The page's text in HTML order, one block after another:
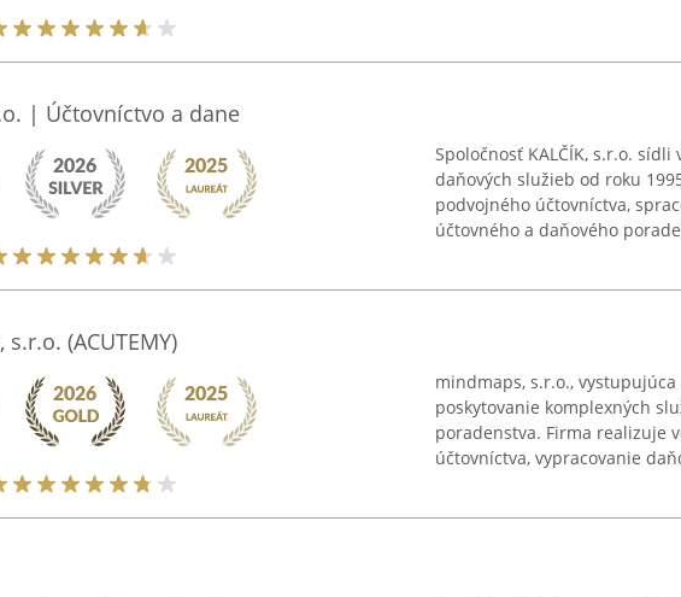
| Účtovníctvo a dane
Spoločnosť KALČÍK, s.r.o.
daňových služieb od roku
podvojného účtovníctva,
účtovného a daňového
(ACUTEMY)
mindmaps, s.r.o., vystupujúca
poskytovanie komplexných
poradenstva. Firma realizuje
účtovníctva, vypracovanie